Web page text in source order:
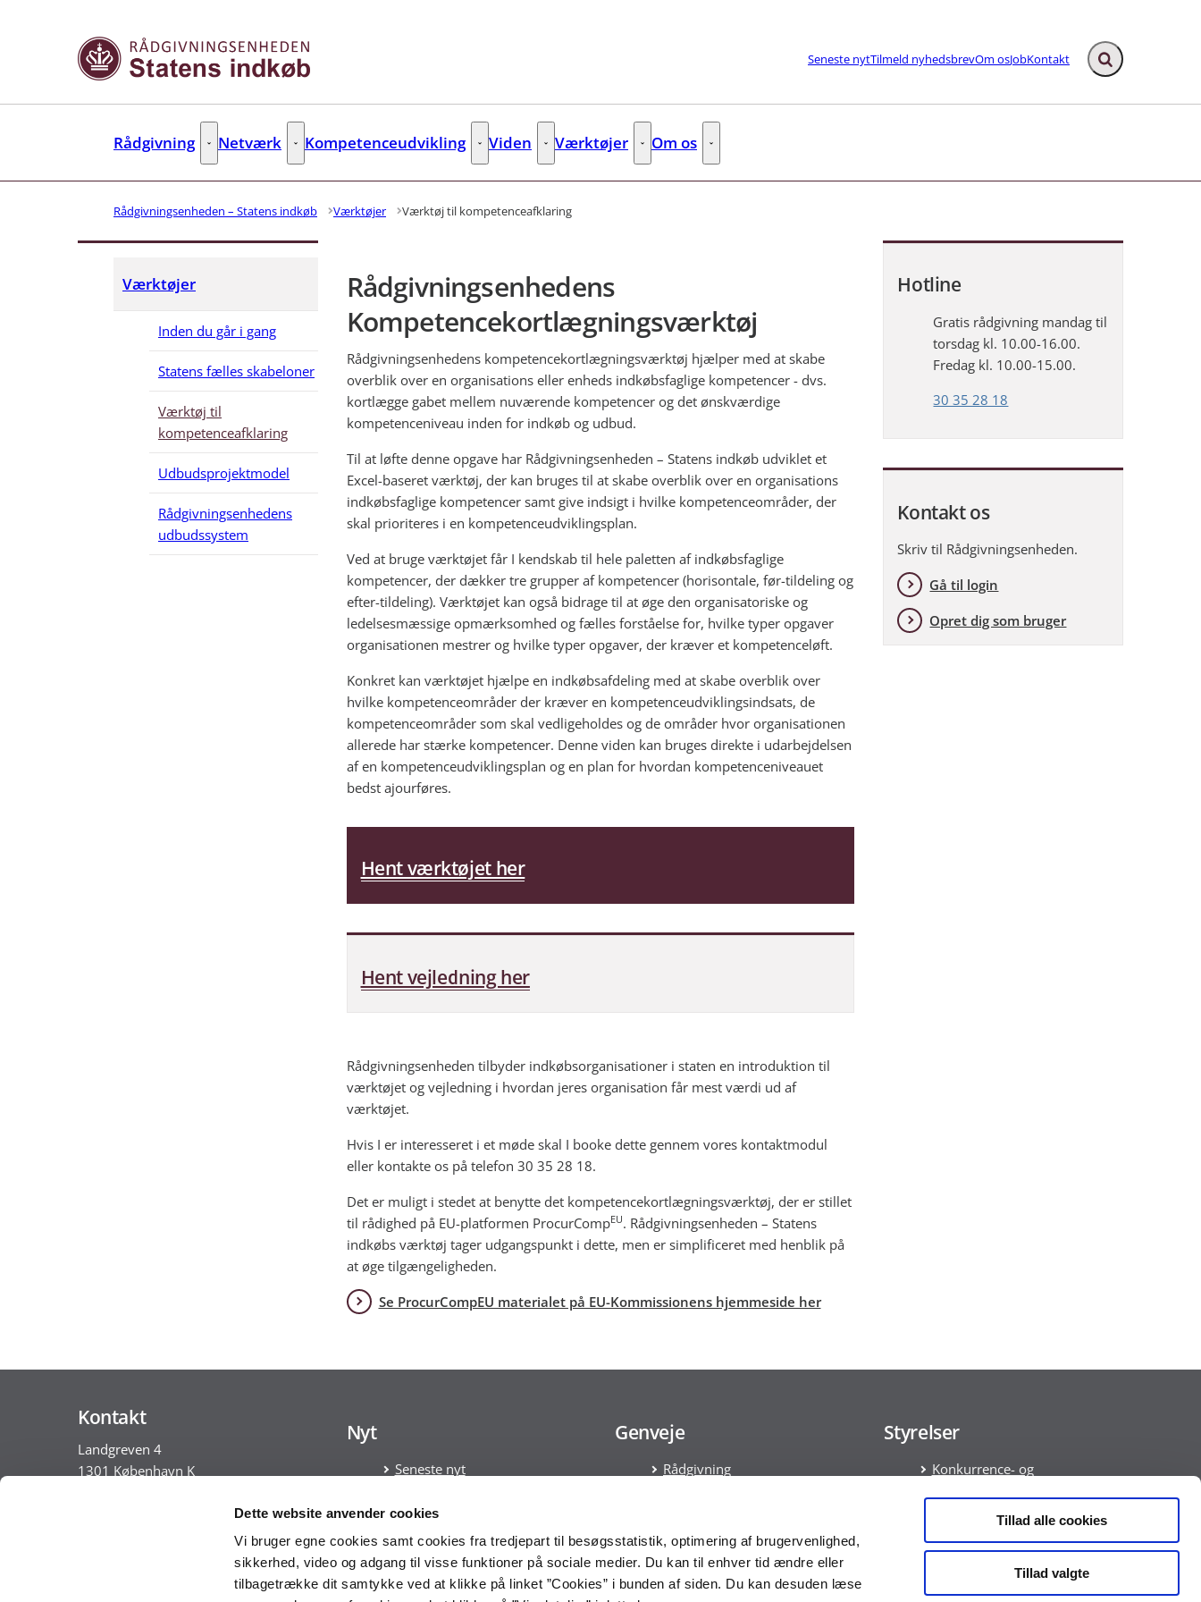
Dette website anvender cookies
Vi bruger egne cookies samt cookies fra tredjepart til besøgsstatistik, optimering af brugervenlighed,
sikkerhed, video og adgang til visse funktioner på sociale medier. Du kan til enhver tid ændre eller
tilbagetrække dit samtykke ved at klikke på linket ”Cookies” i bunden af siden. Du kan desuden læse
Tillad alle cookies
Tillad valgte
Seneste nytTilmeld nyhedsbrevOm osJobKontakt Fold søgefelt ud
Rådgivning Rådgivning - Flere links
Netværk Netværk - Flere links
Kompetenceudvikling Kompetenceudvikling - Flere links
Viden Viden - Flere links
Værktøjer Værktøjer - Flere links
Om os Om os - Flere links
Rådgivningsenheden – Statens indkøb Værktøjer Værktøj til kompetenceafklaring
Værktøjer
Inden du går i gang
Statens fælles skabeloner
Værktøj til
kompetenceafklaring
Udbudsprojektmodel
Rådgivningsenhedens
udbudssystem
Rådgivningsenhedens
Kompetencekortlægningsværktøj
Rådgivningsenhedens kompetencekortlægningsværktøj hjælper med at skabe
overblik over en organisations eller enheds indkøbsfaglige kompetencer - dvs.
kortlægge gabet mellem nuværende kompetencer og det ønskværdige
kompetenceniveau inden for indkøb og udbud.
Til at løfte denne opgave har Rådgivningsenheden – Statens indkøb udviklet et
Excel-baseret værktøj, der kan bruges til at skabe overblik over en organisations
indkøbsfaglige kompetencer samt give indsigt i hvilke kompetenceområder, der
skal prioriteres i en kompetenceudviklingsplan.
Ved at bruge værktøjet får I kendskab til hele paletten af indkøbsfaglige
kompetencer, der dækker tre grupper af kompetencer (horisontale, før-tildeling og
efter-tildeling). Værktøjet kan også bidrage til at øge den organisatoriske og
ledelsesmæssige opmærksomhed og fælles forståelse for, hvilke typer opgaver
organisationen mestrer og hvilke typer opgaver, der kræver et kompetenceløft.
Konkret kan værktøjet hjælpe en indkøbsafdeling med at skabe overblik over
hvilke kompetenceområder der kræver en kompetenceudviklingsindsats, de
kompetenceområder som skal vedligeholdes og de områder hvor organisationen
allerede har stærke kompetencer. Denne viden kan bruges direkte i udarbejdelsen
af en kompetenceudviklingsplan og en plan for hvordan kompetenceniveauet
bedst ajourføres.
Hent værktøjet her
Hent vejledning her
Rådgivningsenheden tilbyder indkøbsorganisationer i staten en introduktion til
værktøjet og vejledning i hvordan jeres organisation får mest værdi ud af
værktøjet.
Hvis I er interesseret i et møde skal I booke dette gennem vores kontaktmodul
eller kontakte os på telefon 30 35 28 18.
Det er muligt i stedet at benytte det kompetencekortlægningsværktøj, der er stillet
til rådighed på EU-platformen ProcurCompEU. Rådgivningsenheden – Statens
indkøbs værktøj tager udgangspunkt i dette, men er simplificeret med henblik på
at øge tilgængeligheden.
Se ProcurCompEU materialet på EU-Kommissionens hjemmeside her
Hotline
Gratis rådgivning mandag til
torsdag kl. 10.00-16.00.
Fredag kl. 10.00-15.00.
30 35 28 18
Kontakt os
Skriv til Rådgivningsenheden.
Gå til login
Opret dig som bruger
Kontakt
Landgreven 4
1301 København K
Nyt
Seneste nyt
Genveje
Rådgivning
Håndtering af persondata
Statens Indkøbsprogram
Tilgængelighedserklæring
Styrelser
Konkurrence- og
Økonomistyrelsen